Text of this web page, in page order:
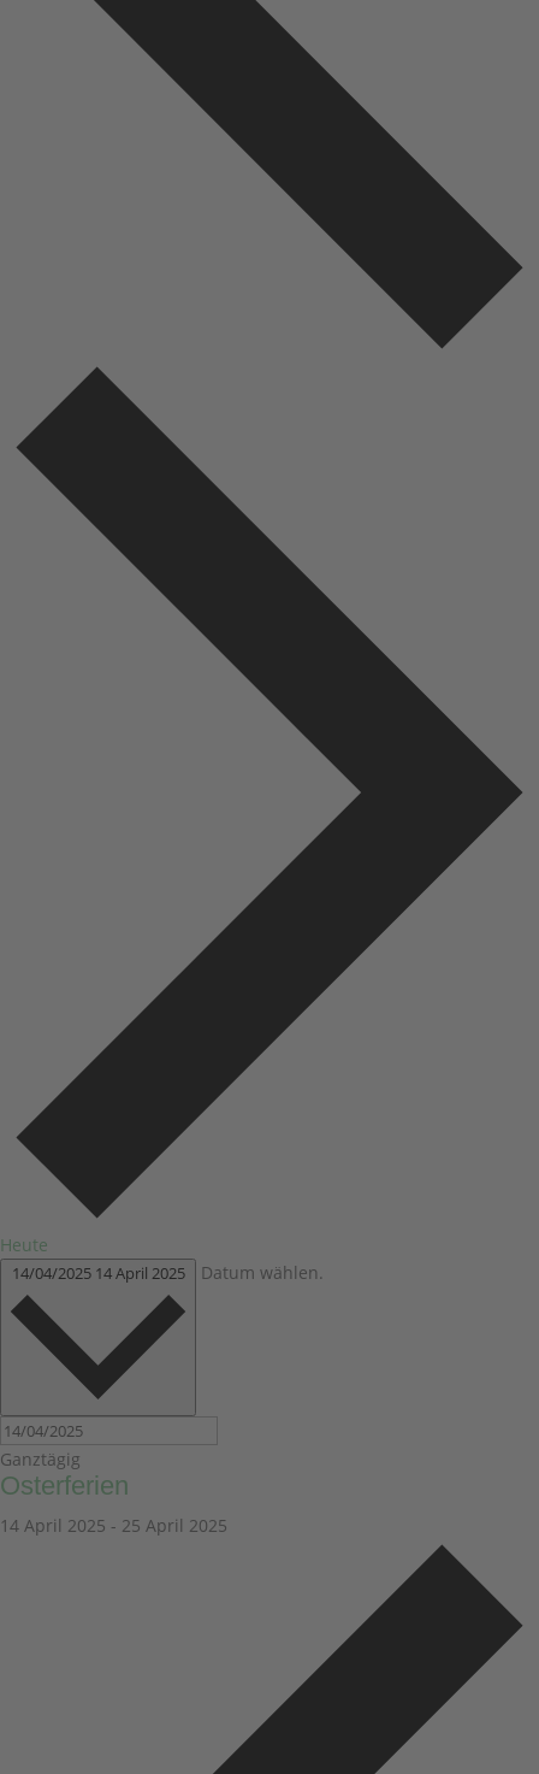
Heute
14/04/2025 14 April 2025 Datum wählen.
Ganztägig
Osterferien
14 April 2025 - 25 April 2025